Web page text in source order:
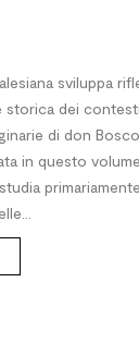
sviluppa
dei
di don
in questo